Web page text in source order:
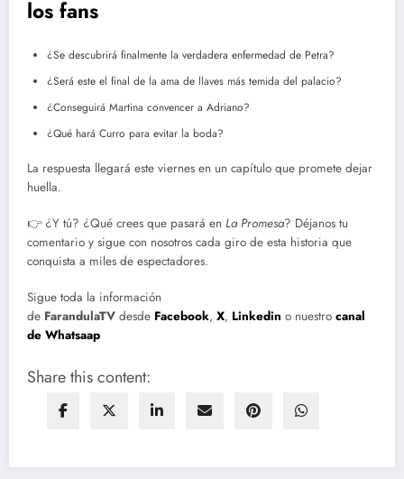
los fans
¿Se descubrirá finalmente la verdadera enfermedad de Petra?
¿Será este el final de la ama de llaves más temida del palacio?
¿Conseguirá Martina convencer a Adriano?
¿Qué hará Curro para evitar la boda?
La respuesta llegará este viernes en un capítulo que promete dejar
huella.
👉 ¿Y tú? ¿Qué crees que pasará en La Promesa? Déjanos tu
comentario y sigue con nosotros cada giro de esta historia que
conquista a miles de espectadores.
Sigue toda la información
de FarandulaTV desde Facebook, X, Linkedin o nuestro canal
de Whatsaap
Share this content: